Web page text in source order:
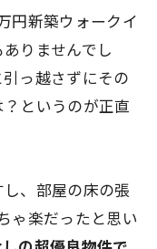
円新築ウォークイ
りませんでし
っ越さずにその
というのが正直
、部屋の床の張
ゃ楽だったと思い